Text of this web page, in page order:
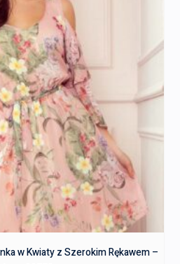
w Kwiaty z Szerokim Rękawem –